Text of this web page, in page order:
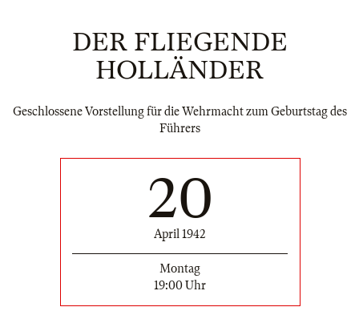
DER FLIEGENDE
HOLLÄNDER
Geschlossene Vorstellung für die Wehrmacht zum Geburtstag des
Führers
20
April 1942
Montag
19:00 Uhr